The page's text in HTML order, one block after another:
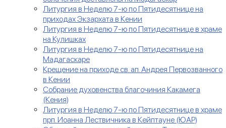
Литургия в Неделю 7-ю по Пятидесятнице на
приходах Экзархата в Кении
Литургия в Неделю 7-ю по Пятидесятнице в храме
на Кулишках
Литургия в Неделю 7-ю по Пятидесятнице на
Мадагаскаре
Крещение на приходе св. ап. Андрея Первозванного
в Кении
Собрание духовенства благочиния Какамега
(Кения)
Литургия в Неделю 7-ю по Пятидесятнице в храме
прп. Иоанна Лествичника в Кейптауне (ЮАР)